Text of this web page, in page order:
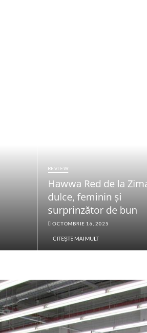
REVIEW
Hawwa Red de la
dulce, feminin și
surprinzător de bun
OCTOMBRIE 16, 2025
CITEȘTE MAI MULT